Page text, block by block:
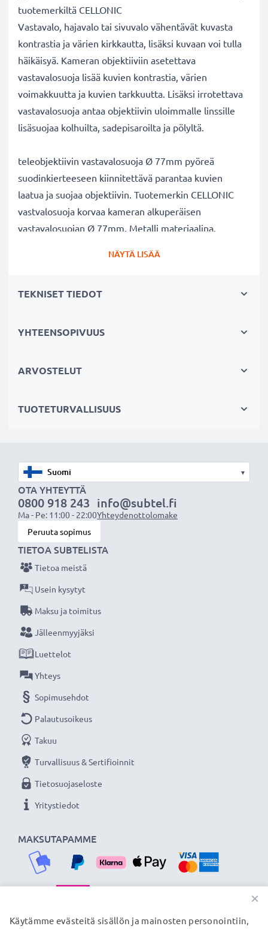
tuotemerkiltä CELLONIC
Vastavalo, hajavalo tai sivuvalo vähentävät kuvasta
kontrastia ja värien kirkkautta, lisäksi kuvaan voi tulla
häikäisyä. Kameran objektiiviin asetettava
vastavalosuoja lisää kuvien kontrastia, värien
voimakkuutta ja kuvien tarkkuutta. Lisäksi irrotettava
vastavalosuoja antaa objektiivin uloimmalle linssille
lisäsuojaa kolhuilta, sadepisaroilta ja pölyltä.
teleobjektiivin vastavalosuoja Ø 77mm pyöreä
suodinkierteeseen kiinnitettävä parantaa kuvien
laatua ja suojaa objektiivin. Tuotemerkin CELLONIC
vastvalosuoja korvaa kameran alkuperäisen
vastavalosuojan Ø 77mm. Metalli materiaalina.
CELLONIC
✔ Lisää värien syvyyttä, kontrastia ja yksityiskohtia
✔ Suojaa linssiä sateelta, pölyltä sekä muilta tahroilta
✔ Ei sovellu super-, ultra- tai laajakulmaobjektiiveille
✔ Yleinen vastavalosuoja kaikkiin objektiivin
suodinkierteisiin, joissa on sama halkaisija
Tekniset tiedot:
Halkaisija:Ø 77mm
Materiaali:Metalli
Muoto:
Lisää yksityiskohtia, kontrastia ja väriä
- teleobjektiivin vastavalosuoja pyöreä
suodinkierteeseen kiinnitettävä tuotemerkiltä
CELLONIC 3 vuoden takuulla!
NÄYTÄ LISÄÄ
TEKNISET TIEDOT
YHTEENSOPIVUUS
ARVOSTELUT
TUOTETURVALLISUUS
▾
OTA YHTEYTTÄ
0800 918 243
Ma - Pe: 11:00 - 22:00
info@subtel.fi
Yhteydenottolomake
Peruuta sopimus
MAKSUTAPAMME
TIETOA SUBTELISTA
Tietoa meistä
Usein kysytyt
Maksu ja toimitus
Jälleenmyyjäksi
Luettelot
Yhteys
Sopimusehdot
Palautusoikeus
Takuu
Turvallisuus & Sertifioinnit
Tietosuojaseloste
Yritystiedot
TOIMITUSKUMPPANIMME
×
Käytämme evästeitä sisällön ja mainosten personointiin,